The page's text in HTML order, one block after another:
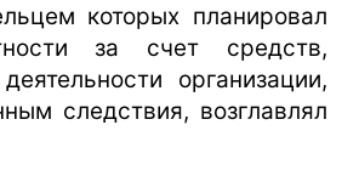
которых планировал
за счет средств,
организации,
следствия, возглавлял